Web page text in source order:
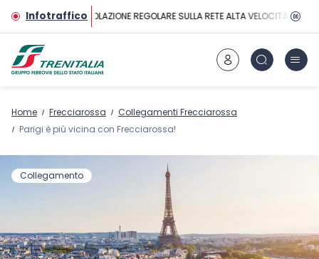
Vai al contenuto principale
InfotrafficoCIRCOLAZIONE REGOLARE SULLA RETE ALTA VELOCITÀ
Home Frecciarossa
Collegamenti Frecciarossa
Parigi è più vicina con Frecciarossa!
Collegamento